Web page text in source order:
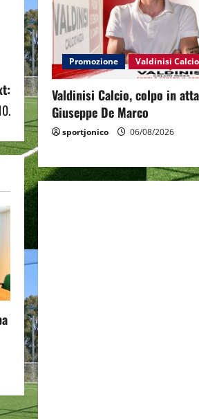
Promozione Valdinisi
Valdinisi Calcio, colpo in
Giuseppe De Marco
sportjonico 06/08/2026